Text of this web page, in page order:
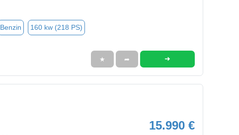
Benzin 160 kw (218 PS)
★ ➦ ➜
15.990 €